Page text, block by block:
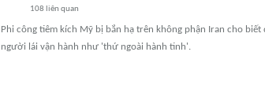
108 liên quan
Phi công tiêm kích Mỹ bị bắn hạ trên không phận Iran cho
người lái vận hành như 'thứ ngoài hành tinh'.